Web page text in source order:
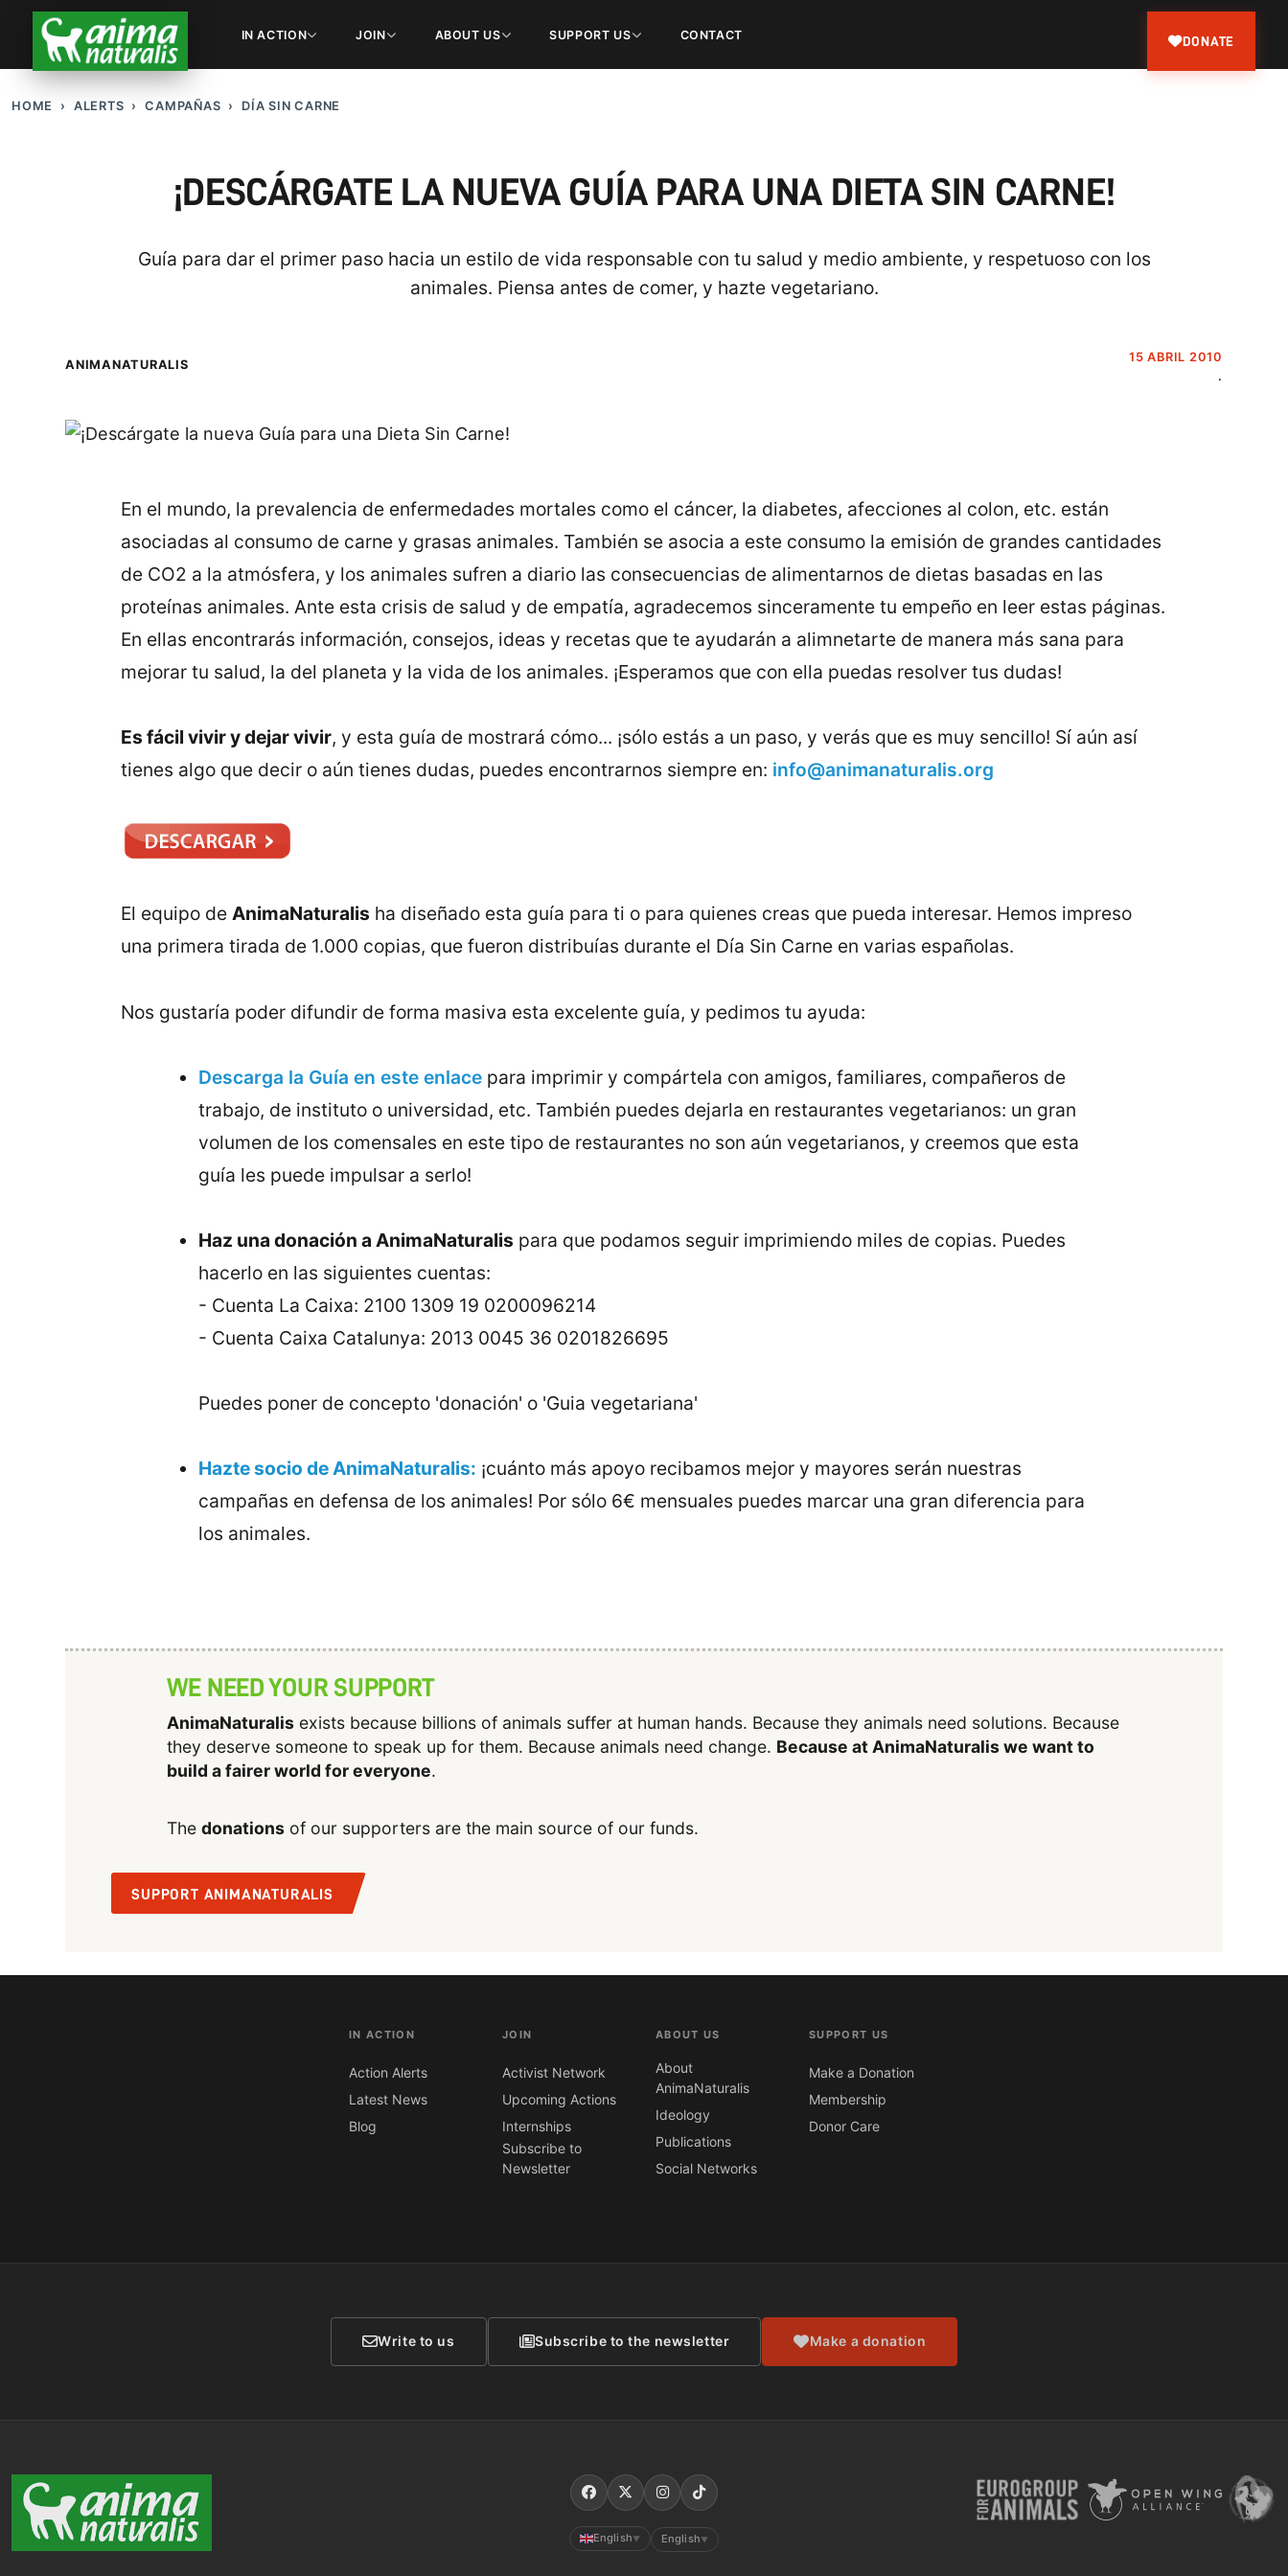
IN ACTION JOIN ABOUT US SUPPORT US CONTACT DONATE
HOME ALERTS CAMPAÑAS DÍA SIN CARNE
¡DESCÁRGATE LA NUEVA GUÍA PARA UNA DIETA SIN CARNE!
Guía para dar el primer paso hacia un estilo de vida responsable con tu salud y medio ambiente, y respetuoso con los
animales. Piensa antes de comer, y hazte vegetariano.
ANIMANATURALIS
15 ABRIL 2010
.
En el mundo, la prevalencia de enfermedades mortales como el cáncer, la diabetes, afecciones al colon, etc. están
asociadas al consumo de carne y grasas animales. También se asocia a este consumo la emisión de grandes cantidades
de CO2 a la atmósfera, y los animales sufren a diario las consecuencias de alimentarnos de dietas basadas en las
proteínas animales. Ante esta crisis de salud y de empatía, agradecemos sinceramente tu empeño en leer estas páginas.
En ellas encontrarás información, consejos, ideas y recetas que te ayudarán a alimnetarte de manera más sana para
mejorar tu salud, la del planeta y la vida de los animales. ¡Esperamos que con ella puedas resolver tus dudas!
Es fácil vivir y dejar vivir, y esta guía de mostrará cómo... ¡sólo estás a un paso, y verás que es muy sencillo! Sí aún así
tienes algo que decir o aún tienes dudas, puedes encontrarnos siempre en: info@animanaturalis.org
El equipo de AnimaNaturalis ha diseñado esta guía para ti o para quienes creas que pueda interesar. Hemos impreso
una primera tirada de 1.000 copias, que fueron distribuías durante el Día Sin Carne en varias españolas.
Nos gustaría poder difundir de forma masiva esta excelente guía, y pedimos tu ayuda:
Descarga la Guía en este enlace para imprimir y compártela con amigos, familiares, compañeros de
trabajo, de instituto o universidad, etc. También puedes dejarla en restaurantes vegetarianos: un gran
volumen de los comensales en este tipo de restaurantes no son aún vegetarianos, y creemos que esta
guía les puede impulsar a serlo!
Haz una donación a AnimaNaturalis para que podamos seguir imprimiendo miles de copias. Puedes
hacerlo en las siguientes cuentas:
- Cuenta La Caixa: 2100 1309 19 0200096214
- Cuenta Caixa Catalunya: 2013 0045 36 0201826695
Puedes poner de concepto 'donación' o 'Guia vegetariana'
Hazte socio de AnimaNaturalis: ¡cuánto más apoyo recibamos mejor y mayores serán nuestras
campañas en defensa de los animales! Por sólo 6€ mensuales puedes marcar una gran diferencia para
los animales.
WE NEED YOUR SUPPORT
AnimaNaturalisexists because billions of animals suffer at human hands. Because they animals need solutions. Because
they deserve someone to speak up for them. Because animals need change. Because at AnimaNaturalis we want to
build a fairer world for everyone.
The donationsof our supporters are the main source of our funds.
SUPPORT ANIMANATURALIS
IN ACTION
Action Alerts
Latest News
Blog
JOIN
Activist Network
Upcoming Actions
Internships
Subscribe to
Newsletter
ABOUT US
About
AnimaNaturalis
Ideology
Publications
Social Networks
SUPPORT US
Make a Donation
Membership
Donor Care
Write to us Subscribe to the newsletter Make a donation
English ▼ English ▼